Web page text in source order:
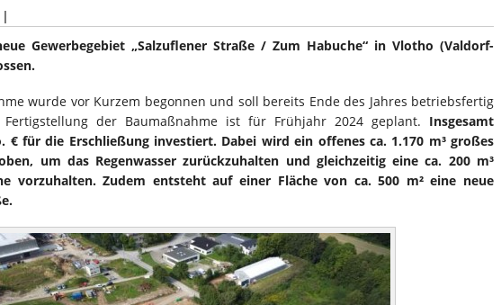
|
Gewerbegebiet „Salzuflener Straße / Zum Habuche“ in Vlotho (Valdorf-
wurde vor Kurzem begonnen und soll bereits Ende des Jahres betriebsfertig
der Baumaßnahme ist für Frühjahr 2024 geplant. Insgesamt
€ für die Erschließung investiert. Dabei wird ein offenes ca. 1.170 m³ großes
um das Regenwasser zurückzuhalten und gleichzeitig eine ca. 200 m³
vorzuhalten. Zudem entsteht auf einer Fläche von ca. 500 m² eine neue